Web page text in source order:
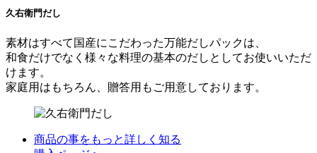
久右衛門だし
素材はすべて国産にこだわった万能だしパックは、
和食だけでなく様々な料理の基本のだしとしてお使いいただ
けます。
家庭用はもちろん、贈答用もご用意しております。
商品の事をもっと詳しく知る